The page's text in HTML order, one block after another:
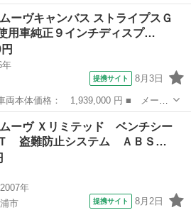
ラジーノ ■ グレード名： ミニラ
令和１０年３月 後期型グリル イエ
ノ
ーヴキャンバス ストライプスＧ
用車純正９インチディスプ…
年
提携サイト 8月3日
ムーヴキャンバス ■ グレード
使用車純正９インチディスプレイオ
ーヴ Ｘリミテッド ベンチシー
盗難防止システム ＡＢＳ…
2007年
市
提携サイト 8月2日